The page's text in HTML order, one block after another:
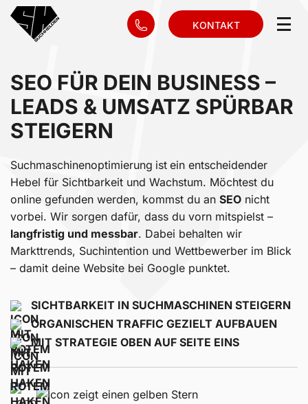
KONTAKT
SEO FÜR DEIN BUSINESS –
LEADS & UMSATZ SPÜRBAR
STEIGERN
Suchmaschinenoptimierung ist ein entscheidender
Hebel für Sichtbarkeit und Wachstum. Möchtest du
online gefunden werden, kommst du an SEO nicht
vorbei. Wir sorgen dafür, dass du vorn mitspielst –
langfristig und messbar. Dabei behalten wir
Markttrends, Suchintention und Wettbewerber im Blick
– damit deine Website bei Google punktet.
SICHTBARKEIT IN SUCHMASCHINEN STEIGERN
ORGANISCHEN TRAFFIC GEZIELT AUFBAUEN
MIT STRATEGIE OBEN AUF SEITE EINS